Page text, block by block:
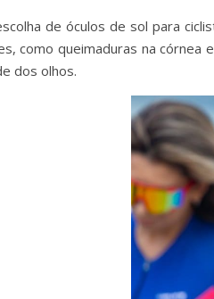
de óculos de sol para
como queimaduras na
dos olhos.